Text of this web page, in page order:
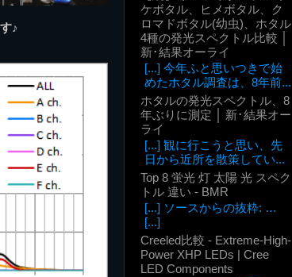
♪
ケボタル、ヒメボタル、ク
ロマドボタル(幼虫)、ホタル
4種の発光スペクトル比較 │
新･結果オーライ
[...] 今年ふと思いつきで始
めたホタル調査は、8年前...
ホタルの発光スペクトル、8
年ぶりに測定 │ 新･結果オー
ライ
[...] 観に行こうと思い、先
日から近所を散策してい...
Top 8 蛍光 灯 太陽 光 スペク
トル 違い - BMR
[...] ソースからの抜粋: …
[...]
Creeled比較 - Extreme-High-
Power XHP LEDs | Cree
LED Components